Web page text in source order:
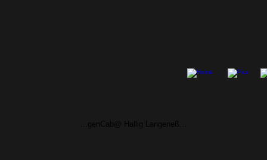
…genCab@ Hallig Langeneß…